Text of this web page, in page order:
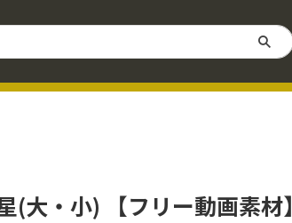
(大・小) 【フリー動画素材】